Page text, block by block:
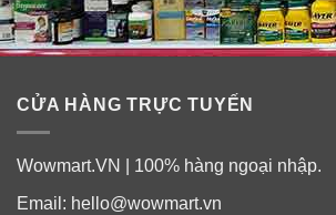
CỬA HÀNG TRỰC TUYẾN
Wowmart.VN | 100% hàng ngoại nhập.
Email: hello@wowmart.vn